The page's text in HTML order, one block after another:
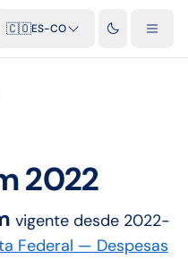
🇨🇴ES-CO
2022
vigente desde 2022-
Federal — Despesas